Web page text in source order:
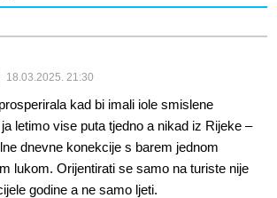
18.03.2025. 21:30
kad bi imali iole smislene
letimo vise puta tjedno a nikad iz Rijeke –
dnevne konekcije s barem jednom
lukom. Orijentirati se samo na turiste nije
godine a ne samo ljeti.